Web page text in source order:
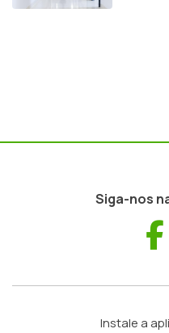
Siga-nos
Instale a